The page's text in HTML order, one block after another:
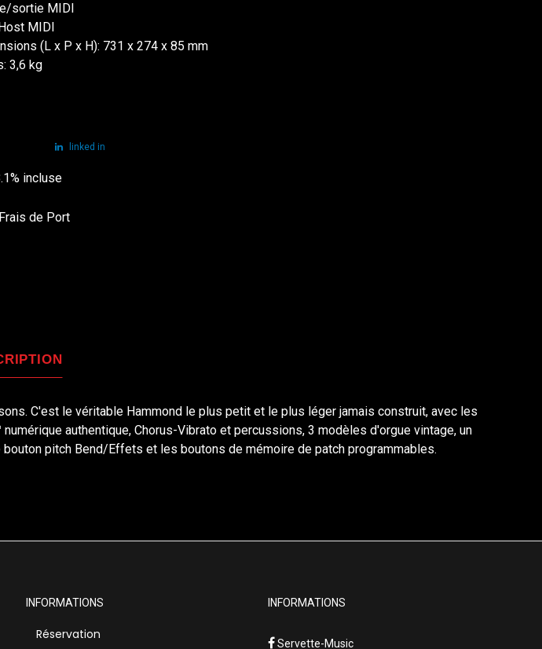
sortie MIDI
MIDI
(L x P x H): 731 x 274 x 85 mm
3,6 kg
linked in
incluse
de Port
C'est le véritable Hammond le plus petit et le plus léger jamais construit, avec les
authentique, Chorus-Vibrato et percussions, 3 modèles d'orgue vintage, un
pitch Bend/Effets et les boutons de mémoire de patch programmables.
INFORMATIONS
Réservation
INFORMATIONS
Servette-Music